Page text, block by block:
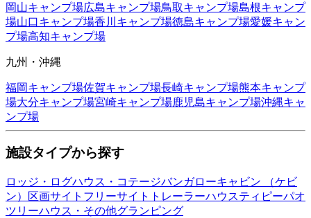
岡山キャンプ場広島キャンプ場鳥取キャンプ場島根キャンプ
場山口キャンプ場香川 キャンプ場徳島キャンプ場愛媛キャン
プ場高知キャンプ場
九州・沖縄
福岡キャンプ場佐賀キャンプ場長崎キャンプ場熊本キャンプ
場大分キャンプ場宮崎キャンプ場鹿児島キャンプ場沖縄キャ
ンプ場
施設タイプから探す
ロッジ・ログハウス・コテージバンガローキャビン （ケビ
ン）
区画サイト フリーサイト トレーラーハウスティピーパオ
ツリーハウス・その他グランピング